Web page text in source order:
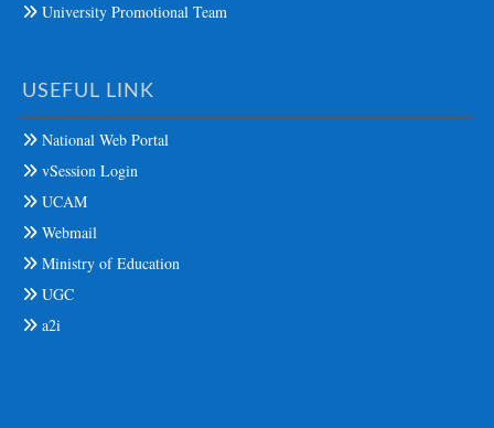
University Promotional Team
USEFUL LINK
National Web Portal
vSession Login
UCAM
Webmail
Ministry of Education
UGC
a2i